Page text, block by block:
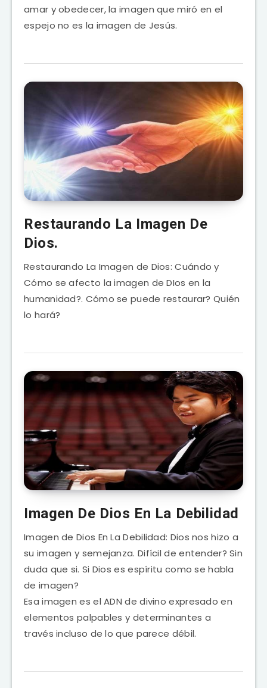
amar y obedecer, la imagen que miró en el
espejo no es la imagen de Jesús.
Restaurando La Imagen De
Dios.
Restaurando La Imagen de Dios: Cuándo y
Cómo se afecto la imagen de DIos en la
humanidad?. Cómo se puede restaurar? Quién
lo hará?
Imagen De Dios En La Debilidad
Imagen de Dios En La Debilidad: Dios nos hizo a
su imagen y semejanza. Difícil de entender? Sin
duda que si. Si Dios es espíritu como se habla
de imagen?
Esa imagen es el ADN de divino expresado en
elementos palpables y determinantes a
través incluso de lo que parece débil.